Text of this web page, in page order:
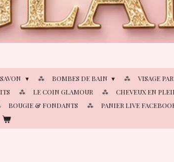
BOMBES DE BAIN
VISAGE
LE COIN GLAMOUR
CHEVEUX EN
BOUGIE & FONDANTS PANIER LIVE